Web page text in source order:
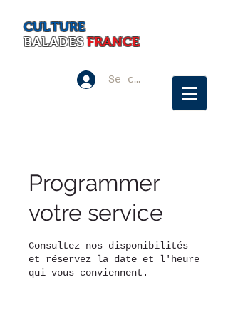
CULTURE
BALADES FRANCE
Se connecter
Programmer
votre service
Consultez nos disponibilités
et réservez la date et l'heure
qui vous conviennent.